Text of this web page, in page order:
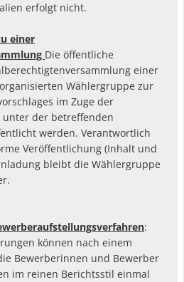
erfolgt nicht.
einer
Die öffentliche
einer
Wählergruppe zur
im Zuge der
der betreffenden
werden. Verantwortlich
Veröffentlichung (Inhalt und
bleibt die Wählergruppe
:
können nach einem
Bewerberinnen und Bewerber
im reinen Berichtsstil einmal